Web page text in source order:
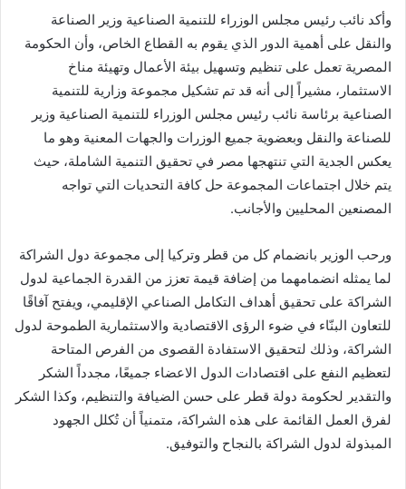
وأكد نائب رئيس مجلس الوزراء للتنمية الصناعية وزير الصناعة
والنقل على أهمية الدور الذي يقوم به القطاع الخاص، وأن الحكومة
المصرية تعمل على تنظيم وتسهيل بيئة الأعمال وتهيئة مناخ
الاستثمار، مشيراً إلى أنه قد تم تشكيل مجموعة وزارية للتنمية
الصناعية برئاسة نائب رئيس مجلس الوزراء للتنمية الصناعية وزير
للصناعة والنقل وبعضوية جميع الوزرات والجهات المعنية وهو ما
يعكس الجدية التي تنتهجها مصر في تحقيق التنمية الشاملة، حيث
يتم خلال اجتماعات المجموعة حل كافة التحديات التي تواجه
المصنعين المحليين والأجانب.
ورحب الوزير بانضمام كل من قطر وتركيا إلى مجموعة دول الشراكة
لما يمثله انضمامهما من إضافة قيمة تعزز من القدرة الجماعية لدول
الشراكة على تحقيق أهداف التكامل الصناعي الإقليمي، ويفتح آفاقًا
للتعاون البنّاء في ضوء الرؤى الاقتصادية والاستثمارية الطموحة لدول
الشراكة، وذلك لتحقيق الاستفادة القصوى من الفرص المتاحة
لتعظيم النفع على اقتصادات الدول الاعضاء جميعًا، مجدداً الشكر
والتقدير لحكومة دولة قطر على حسن الضيافة والتنظيم، وكذا الشكر
لفرق العمل القائمة على هذه الشراكة، متمنياً أن تُكلل الجهود
المبذولة لدول الشراكة بالنجاح والتوفيق.